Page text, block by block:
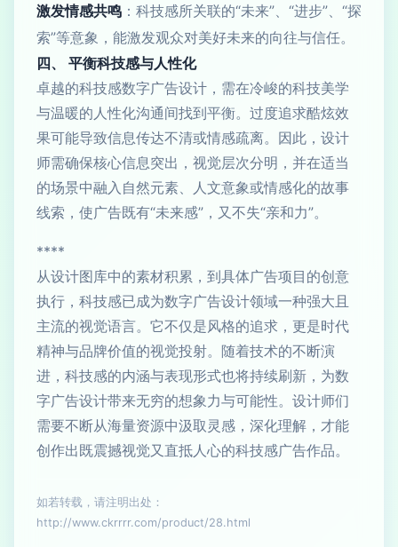
激发情感共鸣 ：科技感所关联的“未来”、“进步”、“探
索”等意象，能激发观众对美好未来的向往与信任。
四、 平衡科技感与人性化
卓越的科技感数字广告设计，需在冷峻的科技美学
与温暖的人性化沟通间找到平衡。过度追求酷炫效
果可能导致信息传达不清或情感疏离。因此，设计
师需确保核心信息突出，视觉层次分明，并在适当
的场景中融入自然元素、人文意象或情感化的故事
线索，使广告既有“未来感”，又不失“亲和力”。
****
从设计图库中的素材积累，到具体广告项目的创意
执行，科技感已成为数字广告设计领域一种强大且
主流的视觉语言。它不仅是风格的追求，更是时代
精神与品牌价值的视觉投射。随着技术的不断演
进，科技感的内涵与表现形式也将持续刷新，为数
字广告设计带来无穷的想象力与可能性。设计师们
需要不断从海量资源中汲取灵感，深化理解，才能
创作出既震撼视觉又直抵人心的科技感广告作品。
如若转载，请注明出处：
http://www.ckrrrr.com/product/28.html